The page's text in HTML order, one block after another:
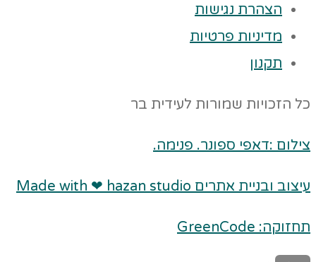
הצהרת נגישות
מדיניות פרטיות
תקנון
כל הזכויות שמורות לעידית בר
צילום :דאפי ספונר. פנימה.
עיצוב ובניית אתרים Made with ❤ hazan studio
תחזוקה: GreenCode